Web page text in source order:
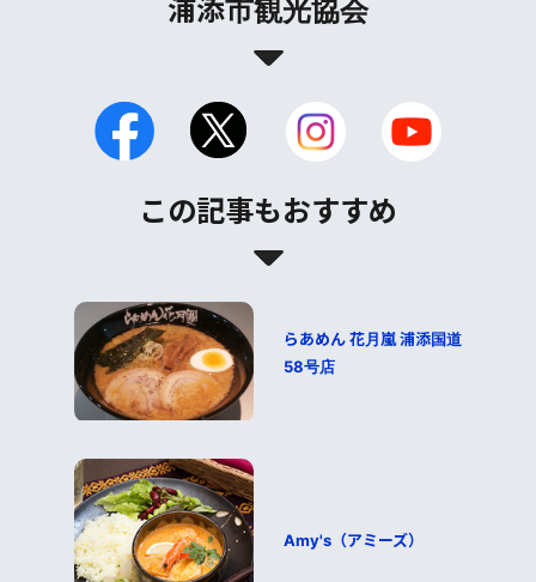
浦添市観光協会
この記事もおすすめ
らあめん 花月嵐 浦添国道
58号店
Amy's（アミーズ）